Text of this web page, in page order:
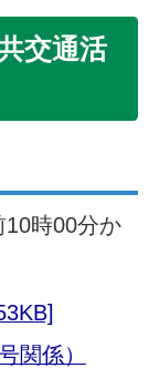
交通活
時00分か
関係）